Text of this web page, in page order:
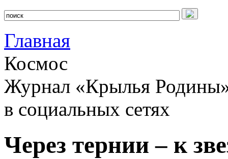
Главная
Космос
Журнал «Крылья
в социальных сетях
Через тернии – к